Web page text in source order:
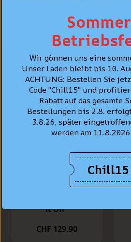
MEILLEURES
Levi's® 502™
It Off"
CHF 129.90
Wir gönnen uns eine
Unser Laden bleibt bis 10.
ACHTUNG: Bestellen Sie
Code "Chill15" und
Rabatt auf das gesamte
Bestellungen bis 2.8.
3.8.26, später
werden am
Chill15